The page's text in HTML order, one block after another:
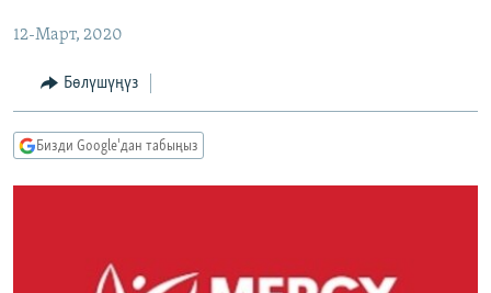
ЭКОНОМИКА
МАДАНИЯТ
БОРБОР АЗИЯ
АТАЙЫН ИЛИКТӨӨ
ТВ ПРОГРАММАЛАР
ЭКСПЕРТТЕР ТАЛДАЙТ
ЭЖЕ-СИҢДИЛЕР
ӨЗГӨЧӨ ПИКИР
ОНЛАЙН ШЕРИНЕ
12-Март, 2020
Бөлүшүңүз
Бизди Google'дан табыңыз